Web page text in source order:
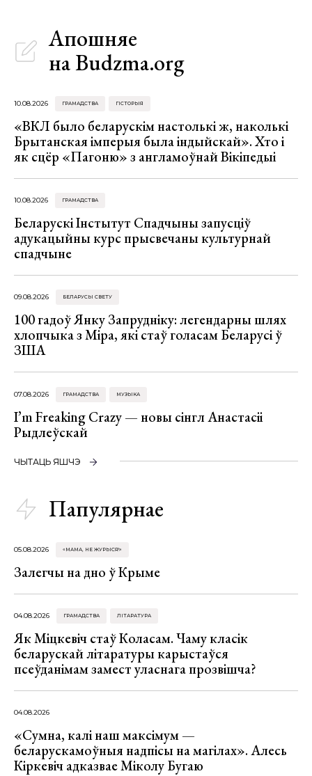
Апошняе
на Budzma.org
10.08.2026 ГРАМАДСТВА ГІСТОРЫЯ
«ВКЛ было беларускім настолькі ж, наколькі
Брытанская імперыя была індыйскай». Хто і
як сцёр «Пагоню» з англамоўнай Вікіпедыі
10.08.2026 ГРАМАДСТВА
Беларускі Інстытут Спадчыны запусціў
адукацыйны курс прысвечаны культурнай
спадчыне
09.08.2026 БЕЛАРУСЫ СВЕТУ
100 гадоў Янку Запрудніку: легендарны шлях
хлопчыка з Міра, які стаў голасам Беларусі ў
ЗША
07.08.2026 ГРАМАДСТВА МУЗЫКА
I’m Freaking Crazy — новы сінгл Анастасіі
Рыдлеўскай
ЧЫТАЦЬ ЯШЧЭ
Папулярнае
05.08.2026 «МАМА, НЕ ЖУРЫСЯ!»
Залегчы на дно ў Крыме
04.08.2026 ГРАМАДСТВА ЛІТАРАТУРА
Як Міцкевіч стаў Коласам. Чаму класік
беларускай літаратуры карыстаўся
псеўданімам замест уласнага прозвішча?
04.08.2026
«Сумна, калі наш максімум —
беларускамоўныя надпісы на магілах». Алесь
Кіркевіч адказвае Міколу Бугаю